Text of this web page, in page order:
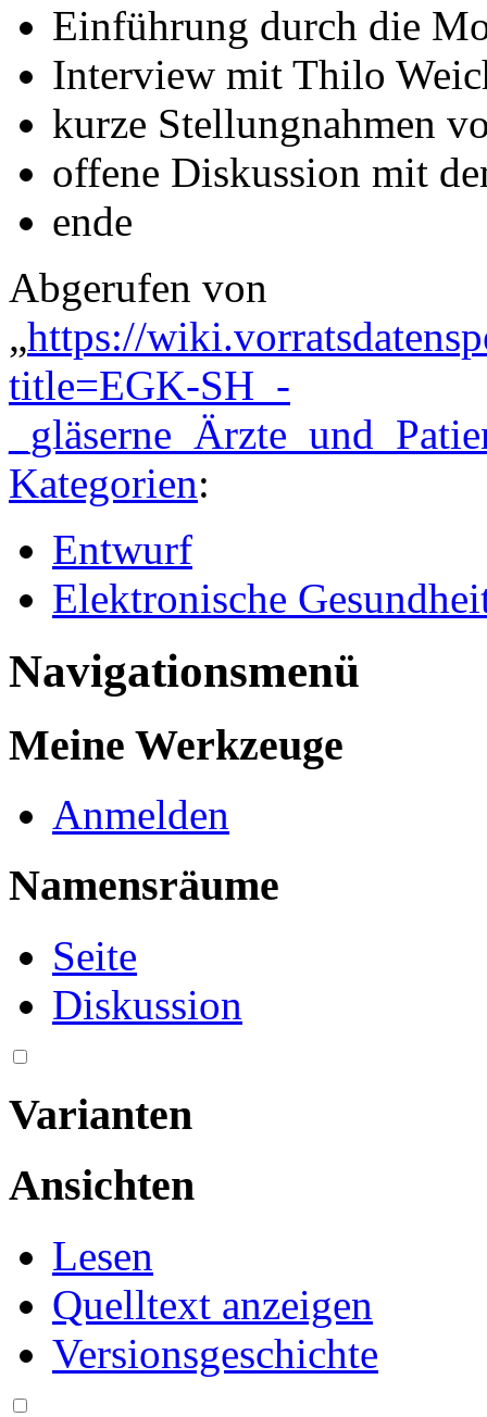
Einführung durch die
Interview mit Thilo
kurze Stellungnahmen
offene Diskussion mit
ende
Abgerufen von
„https://
title=EGK-SH_-
Kategorien:
Entwurf
Elektronische
Navigationsmenü
Meine Werkzeuge
Anmelden
Namensräume
Seite
Diskussion
Varianten
Ansichten
Lesen
Quelltext anzeigen
Versionsgeschichte